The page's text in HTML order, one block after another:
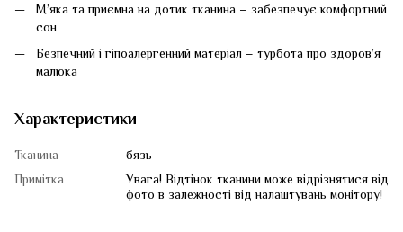
М’яка та приємна на дотик тканина – забезпечує комфортний
сон
Безпечний і гіпоалергенний матеріал – турбота про здоров’я
малюка
Характеристики
Тканина
бязь
Примітка
Увага! Відтінок тканини може відрізнятися від
фото в залежності від налаштувань монітору!